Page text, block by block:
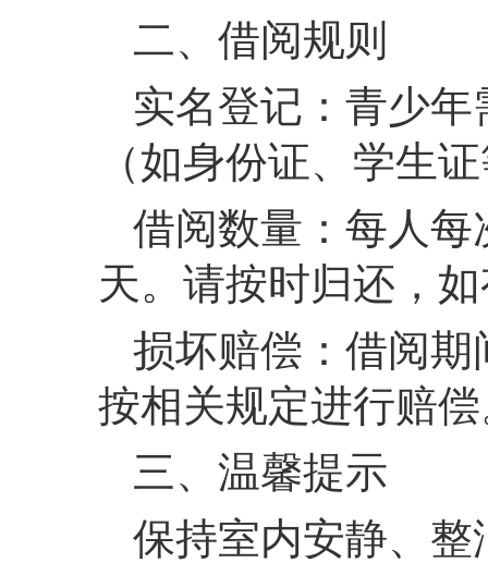
二、借阅规则
实名登记：青少
（如身份证、学生
借阅数量：每人每
天。请按时归还，
损坏赔偿：借阅
按相关规定进行赔
三、温馨提示
保持室内安静、